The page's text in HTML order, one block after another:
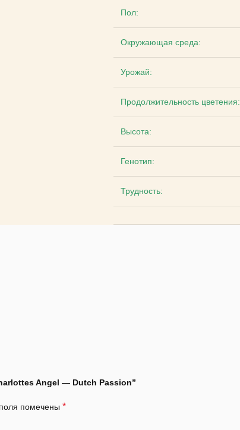
Пол:
Окружающая среда:
Урожай:
Продолжительность цветения:
Высота:
Генотип:
Трудность:
Angel — Dutch Passion”
помечены *